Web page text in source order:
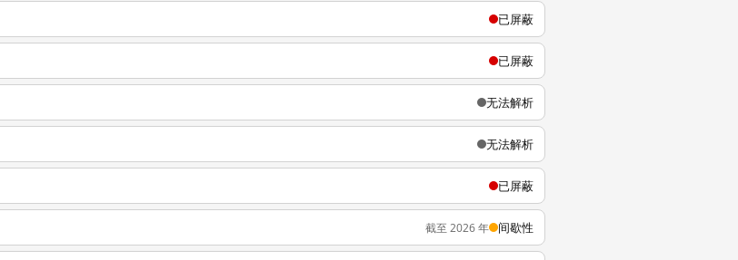
已屏蔽
已屏蔽
无法解析
无法解析
已屏蔽
截至 2026 年 间歇性